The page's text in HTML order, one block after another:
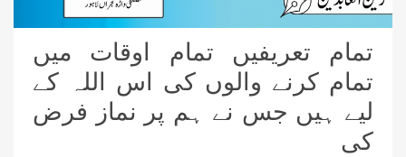
تمام تعریفیں تمام اوقات میں
تمام کرنے والوں کی اس اللہ کے
لیے ہیں جس نے ہم پر نماز فرض
کی